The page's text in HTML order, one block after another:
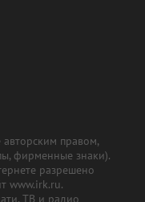
правом,
фирменные знаки).
разрешено
www.irk.ru.
ТВ и радио